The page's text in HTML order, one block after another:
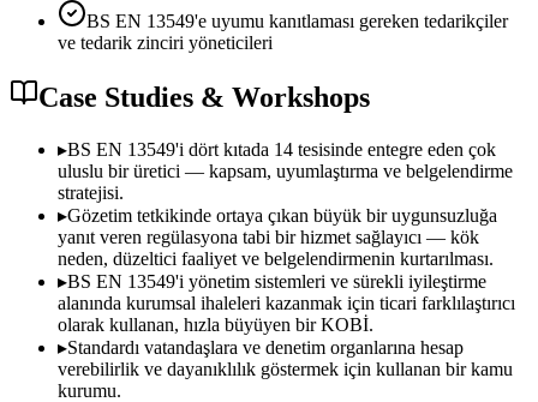
BS EN 13549'e uyumu kanıtlaması gereken tedarikçiler
ve tedarik zinciri yöneticileri
Case Studies & Workshops
▸BS EN 13549'i dört kıtada 14 tesisinde entegre eden çok
uluslu bir üretici — kapsam, uyumlaştırma ve belgelendirme
stratejisi.
▸Gözetim tetkikinde ortaya çıkan büyük bir uygunsuzluğa
yanıt veren regülasyona tabi bir hizmet sağlayıcı — kök
neden, düzeltici faaliyet ve belgelendirmenin kurtarılması.
▸BS EN 13549'i yönetim sistemleri ve sürekli iyileştirme
alanında kurumsal ihaleleri kazanmak için ticari farklılaştırıcı
olarak kullanan, hızla büyüyen bir KOBİ.
▸Standardı vatandaşlara ve denetim organlarına hesap
verebilirlik ve dayanıklılık göstermek için kullanan bir kamu
kurumu.